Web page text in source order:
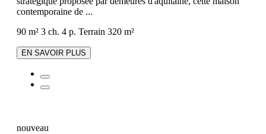
contemporaine de ...
90 m² 3 ch. 4 p. Terrain 320 m²
EN SAVOIR PLUS
nouveau